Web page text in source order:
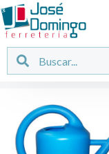
Ir
al
contenido
Buscar Buscar